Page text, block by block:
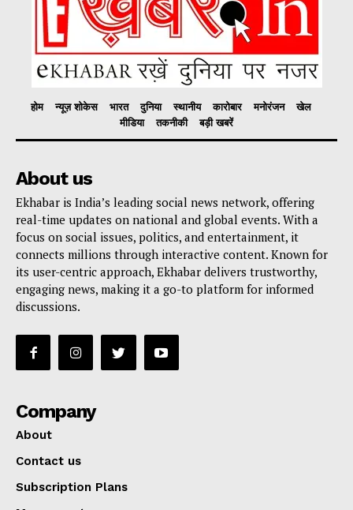
होम न्यूज़ शोकेस भारत दुनिया स्थानीय कारोबार मनोरंजन
खेल
मीडिया
तकनीकी बड़ी खबरें
About us
Ekhabar is India’s leading social news network, offering
real-time updates on national and global events. With a
focus on social issues, politics, and entertainment, it
connects millions through interactive content. Known for
its user-centric approach, Ekhabar delivers trustworthy,
engaging news, making it a go-to platform for informed
discussions.
Company
About
Contact us
Subscription Plans